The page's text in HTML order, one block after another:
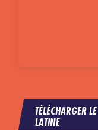
TÉLÉCHARGER
LATINE